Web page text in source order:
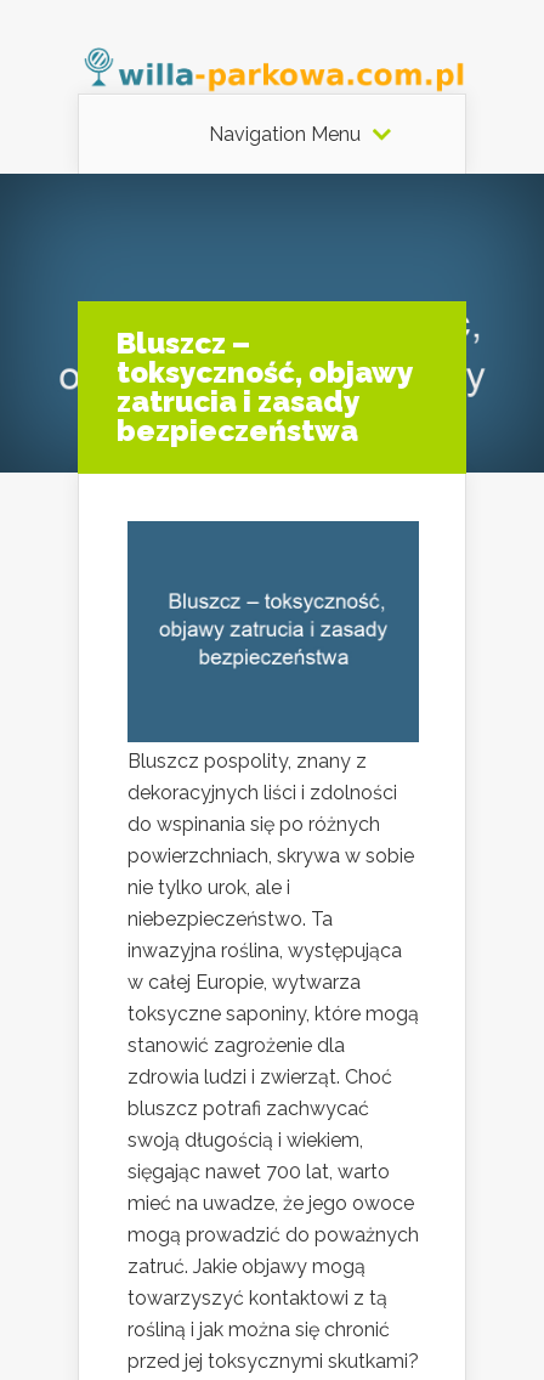
Navigation Menu
Bluszcz –
toksyczność, objawy
zatrucia i zasady
bezpieczeństwa
Bluszcz pospolity, znany z
dekoracyjnych liści i zdolności
do wspinania się po różnych
powierzchniach, skrywa w sobie
nie tylko urok, ale i
niebezpieczeństwo. Ta
inwazyjna roślina, występująca
w całej Europie, wytwarza
toksyczne saponiny, które mogą
stanowić zagrożenie dla
zdrowia ludzi i zwierząt. Choć
bluszcz potrafi zachwycać
swoją długością i wiekiem,
sięgając nawet 700 lat, warto
mieć na uwadze, że jego owoce
mogą prowadzić do poważnych
zatruć. Jakie objawy mogą
towarzyszyć kontaktowi z tą
rośliną i jak można się chronić
przed jej toksycznymi skutkami?